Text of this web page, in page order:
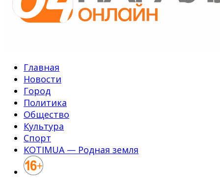
Главная
Новости
Город
Политика
Общество
Культура
Спорт
KOTIMUA — Родная земля